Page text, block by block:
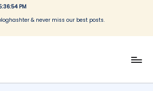
PM
& never miss our best posts.